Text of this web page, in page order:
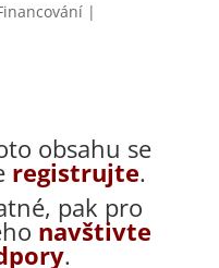
|
obsahu se
registrujte.
pak pro
navštivte
.